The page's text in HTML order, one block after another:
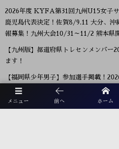
メニュー 前へ ホーム
2026年度 KYFA第31回九州U15女子サ
鹿児島代表決定！佐賀8/9.11 大分、
報募集！九州大会10/31～11/2 熊本県
【九州版】都道府県トレセンメンバー
ます！
【福岡県少年男子】参加選手掲載！
州ブロック大会 （8/22,23）
2026年度 福岡県ユース(U-13)サッカ